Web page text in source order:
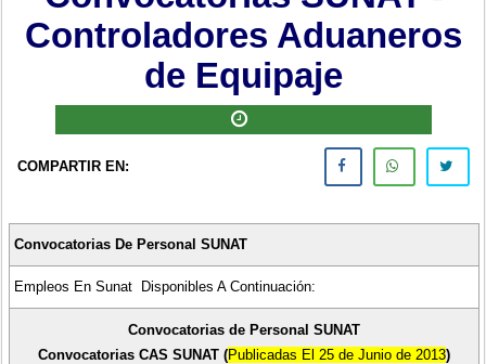
Controladores Aduaneros
de Equipaje
COMPARTIR EN:
Convocatorias De Personal SUNAT
Empleos En Sunat Disponibles A Continuación:
Convocatorias de Personal SUNAT
Convocatorias CAS SUNAT (Publicadas El 25 de Junio de 2013)